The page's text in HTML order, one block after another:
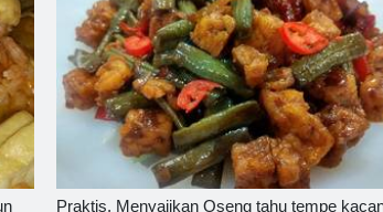
Praktis, Menyajikan Oseng tahu tempe